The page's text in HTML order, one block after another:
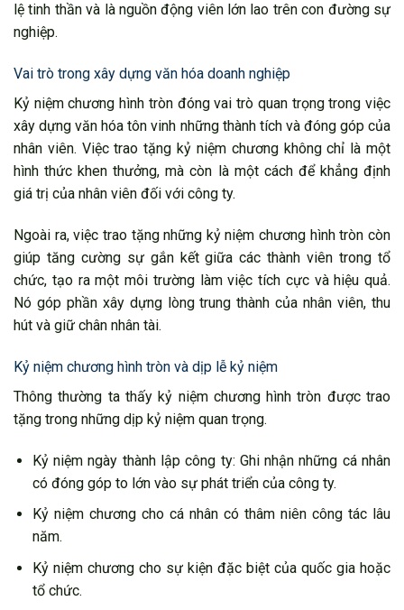
lệ tinh thần và là nguồn động viên lớn lao trên con đường sự
nghiệp.
Vai trò trong xây dựng văn hóa doanh nghiệp
Kỷ niệm chương hình tròn đóng vai trò quan trọng trong việc
xây dựng văn hóa tôn vinh những thành tích và đóng góp của
nhân viên. Việc trao tặng kỷ niệm chương không chỉ là một
hình thức khen thưởng, mà còn là một cách để khẳng định
giá trị của nhân viên đối với công ty.
Ngoài ra, việc trao tặng những kỷ niệm chương hình tròn còn
giúp tăng cường sự gắn kết giữa các thành viên trong tổ
chức, tạo ra một môi trường làm việc tích cực và hiệu quả.
Nó góp phần xây dựng lòng trung thành của nhân viên, thu
hút và giữ chân nhân tài.
Kỷ niệm chương hình tròn và dịp lễ kỷ niệm
Thông thường ta thấy kỷ niệm chương hình tròn được trao
tặng trong những dịp kỷ niệm quan trọng.
Kỷ niệm ngày thành lập công ty: Ghi nhận những cá nhân
có đóng góp to lớn vào sự phát triển của công ty.
Kỷ niệm chương cho cá nhân có thâm niên công tác lâu
năm.
Kỷ niệm chương cho sự kiện đặc biệt của quốc gia hoặc
tổ chức.